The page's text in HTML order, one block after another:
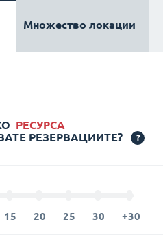
Множество локации
РЕСУРСA
РЕЗЕРВАЦИИТЕ?
?